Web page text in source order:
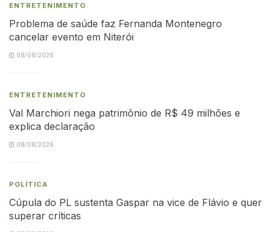
ENTRETENIMENTO
Problema de saúde faz Fernanda Montenegro
cancelar evento em Niterói
08/08/2026
ENTRETENIMENTO
Val Marchiori nega patrimônio de R$ 49 milhões e
explica declaração
08/08/2026
POLÍTICA
Cúpula do PL sustenta Gaspar na vice de Flávio e quer
superar críticas